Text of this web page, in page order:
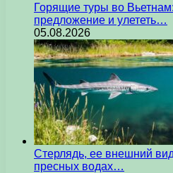
Горящие туры во
предложение и улететь…
05.08.2026
Стерлядь, ее внешний
пресных водах…